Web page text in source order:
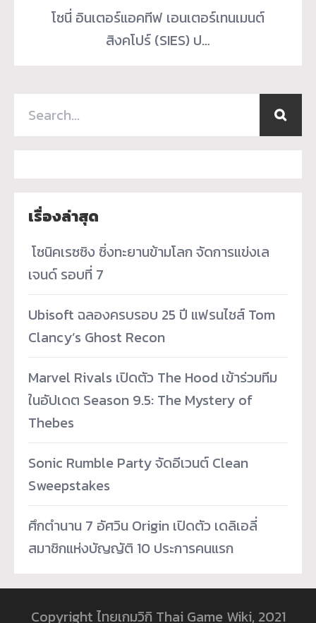
โซนี่ อินเตอร์แอคทีฟ เอนเตอร์เทนเมนต์
สิงคโปร์ (SIES) ป…
เรื่องล่าสุด
­ โซนิคเรซซิง ซิ่งทะยานข้ามโลก จัดการแข่งเล
เจนด์ รอบที่ 7
Ubisoft ฉลองครบรอบ 25 ปี แฟรนไชส์ Tom
Clancy’s Ghost Recon
Marvel Rivals เปิดตัว The Hood เข้าร่วมทีม
ในอัปเดต Season 9.5: The Mystery of
Thebes
Sonic Rumble Party จัดอีเวนต์ Clean
Sweepstakes
ศึกตำนาน 7 อัศวิน Origin เปิดตัว เดลิเอลี่
สมาชิกแห่งบัญญัติ 10 ประการคนแรก
Copyright ไทยเกมวิกิ Thai Game Wiki, 2021